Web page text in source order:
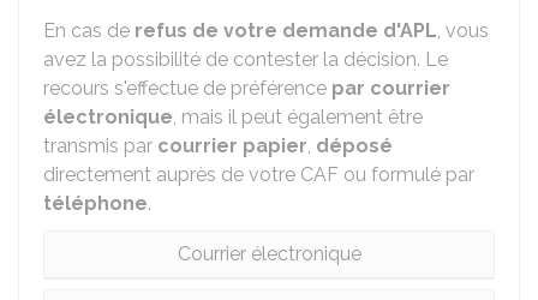
En cas de refus de votre demande d'APL, vous
avez la possibilité de contester la décision. Le
recours s'effectue de préférence par courrier
électronique, mais il peut également être
transmis par courrier papier, déposé
directement auprès de votre CAF ou formulé par
téléphone.
Courrier électronique